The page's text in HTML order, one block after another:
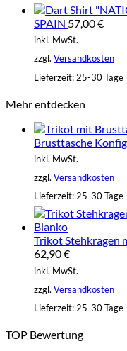
SPAIN 57,00€
inkl. MwSt.
zzgl. Versandkosten
Lieferzeit: 25-30 Tage
Mehr entdecken
Brusttasche
inkl. MwSt.
zzgl. Versandkosten
Lieferzeit:25-30 Tage
Trikot Stehkragen
62,90€
inkl. MwSt.
zzgl. Versandkosten
Lieferzeit: 25-30 Tage
TOP Bewertung